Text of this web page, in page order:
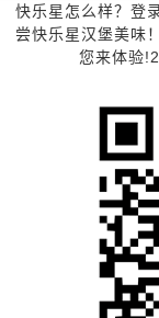
快乐星怎么样？登
尝快乐星汉堡美味
您来体验